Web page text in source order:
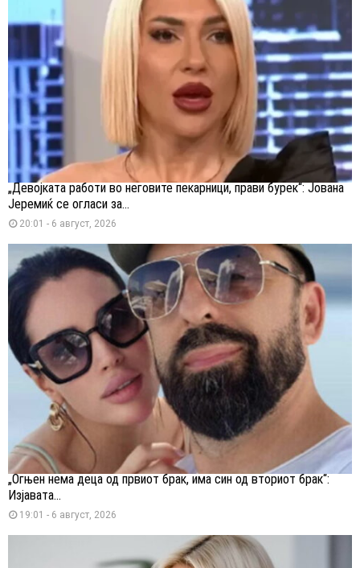
„Девојката работи во неговите пекарници, прави бурек“: Јована
Јеремиќ се огласи за...
20:01 - 6 август, 2026
„Огњен нема деца од првиот брак, има син од вториот брак“:
Изјавата...
19:01 - 6 август, 2026